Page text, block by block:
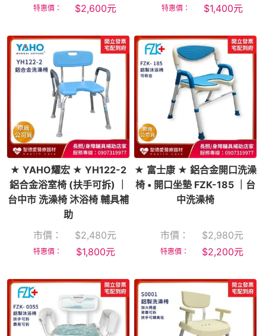
特惠價： $2,600元 特惠價： $1,400元
★ YAHO耀宏 ★ YH122-2
鋁合金浴室椅 (扶手可拆) ｜
台中市 洗澡椅 沐浴椅 輔具補
助
市價：
$2,480元
特惠價： $1,800元
★ 富士康 ★ 鋁合金開口洗澡
椅 • 開口坐墊 FZK-185 ｜台
中洗澡椅
市價： $2,980元
特惠價： $2,200元